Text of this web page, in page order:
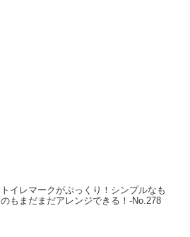
トイレマークがぷっくり！シンプルなも
のもまだまだアレンジできる！‐No.278